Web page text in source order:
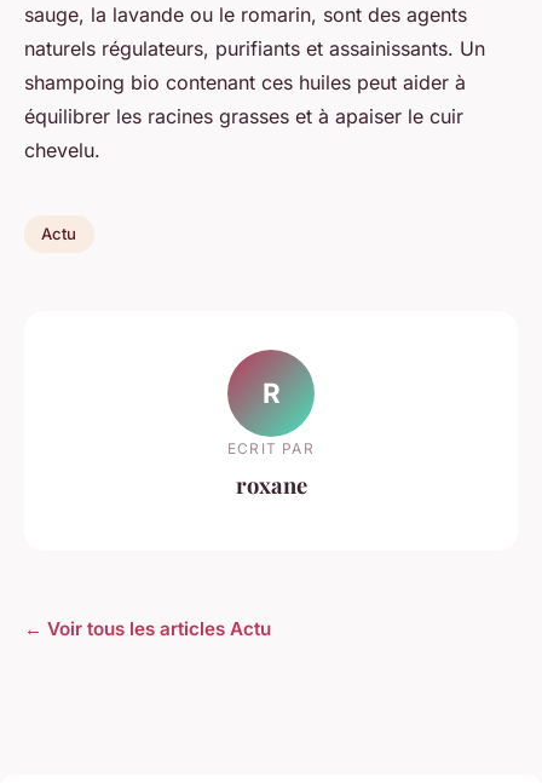
sauge, la lavande ou le romarin, sont des agents
naturels régulateurs, purifiants et assainissants. Un
shampoing bio contenant ces huiles peut aider à
équilibrer les racines grasses et à apaiser le cuir
chevelu.
Actu
R
ECRIT PAR
roxane
← Voir tous les articles Actu